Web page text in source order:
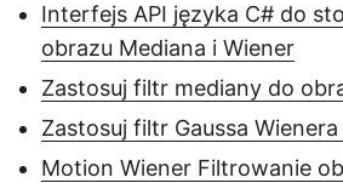
Interfejs API języka C# do
obrazu Mediana i Wiener
Zastosuj filtr mediany do
Zastosuj filtr Gaussa
Motion Wiener Filtrowanie